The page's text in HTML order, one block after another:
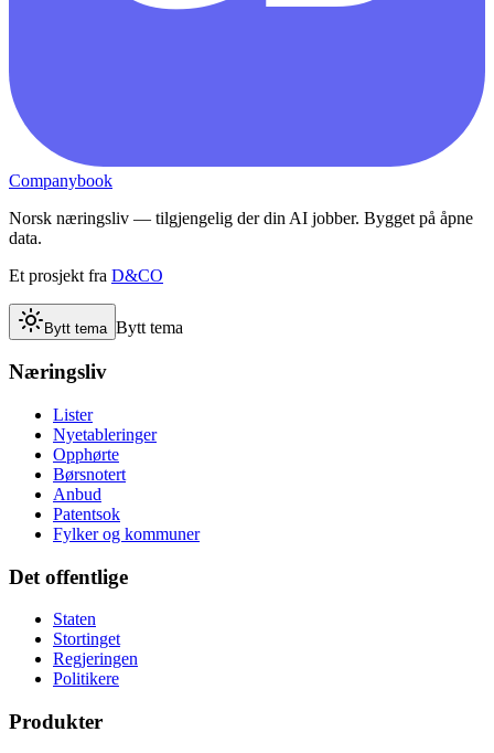
Companybook
Norsk næringsliv — tilgjengelig der din AI jobber. Bygget på åpne
data.
Et prosjekt fra D&CO
Bytt tema Bytt tema
Næringsliv
Lister
Nyetableringer
Opphørte
Børsnotert
Anbud
Patentsok
Fylker og kommuner
Det offentlige
Staten
Stortinget
Regjeringen
Politikere
Produkter